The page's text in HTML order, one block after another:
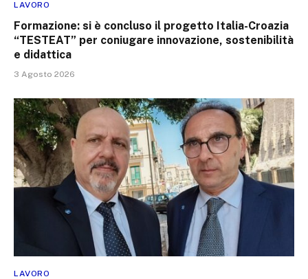
LAVORO
Formazione: si è concluso il progetto Italia-Croazia
“TESTEAT” per coniugare innovazione, sostenibilità
e didattica
3 Agosto 2026
LAVORO